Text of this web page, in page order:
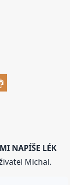
NAPÍŠE LÉK
Michal.